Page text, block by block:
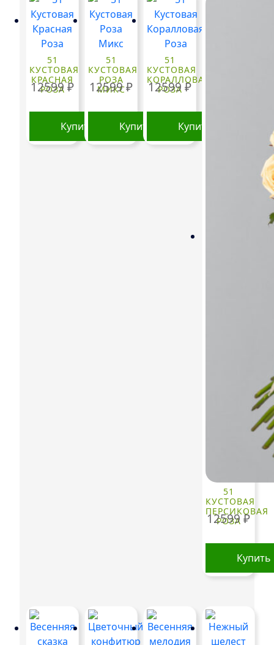
51
КУСТОВАЯ
КРАСНАЯ
РОЗА
12599₽
Купить
51
КУСТОВАЯ
РОЗА
МИКС
12599₽
Купить
51
КУСТОВАЯ
КОРАЛЛОВАЯ
РОЗА
12599₽
Купить
51
КУСТОВАЯ
ПЕРСИКОВАЯ
РОЗА
12599₽
Купить